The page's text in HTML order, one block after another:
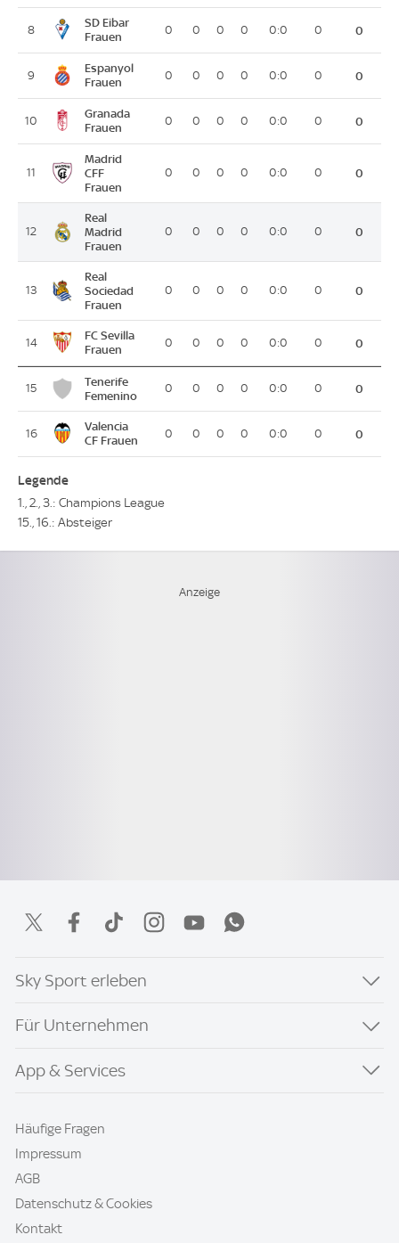
8
SD Eibar
Frauen
0 0 0 0 0:0 0 0
9
Espanyol
Frauen
0 0 0 0 0:0 0 0
10
Granada
Frauen
0 0 0 0 0:0 0 0
11
Madrid
CFF
Frauen
0 0 0 0 0:0 0 0
12
Real
Madrid
Frauen
0 0 0 0 0:0 0 0
13
Real
Sociedad
Frauen
0 0 0 0 0:0 0 0
14
FC Sevilla
Frauen
0 0 0 0 0:0 0 0
15
Tenerife
Femenino
0 0 0 0 0:0 0 0
16
Valencia
CF Frauen
0 0 0 0 0:0 0 0
Legende
1., 2., 3.: Champions League
15., 16.: Absteiger
Sky Sport erleben
Für Unternehmen
App & Services
Häufige Fragen
Impressum
AGB
Datenschutz & Cookies
Kontakt